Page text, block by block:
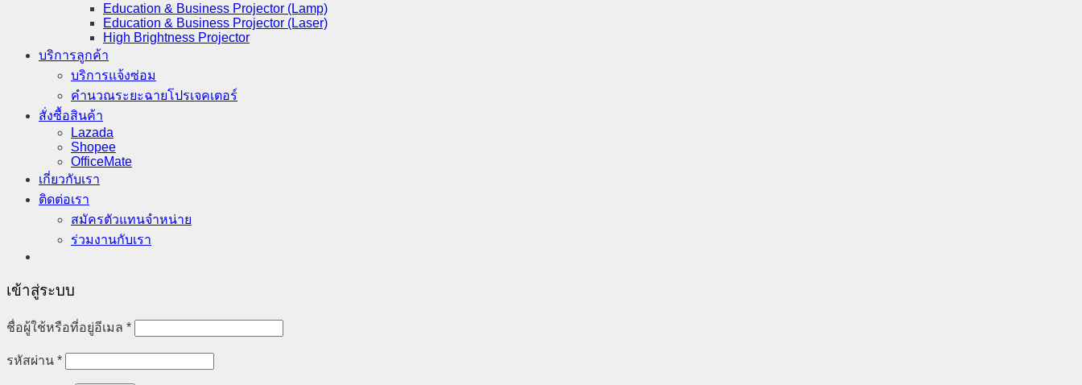
Education & Business Projector (Lamp)
Education & Business Projector (Laser)
High Brightness Projector
บริการลูกค้า
บริการแจ้งซ่อม
คำนวณระยะฉายโปรเจคเตอร์
สั่งซื้อสินค้า
Lazada
Shopee
OfficeMate
เกี่ยวกับเรา
ติดต่อเรา
สมัครตัวแทนจำหน่าย
ร่วมงานกับเรา
เข้าสู่ระบบ
ชื่อผู้ใช้หรือที่อยู่อีเมล *ต้องการ
รหัสผ่าน *ต้องการ